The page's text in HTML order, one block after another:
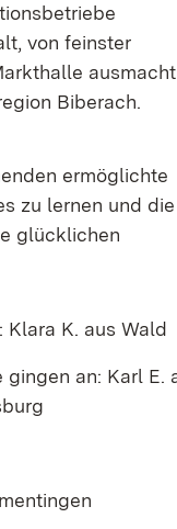
von feinster
ausmacht
Biberach.
ermöglichte
zu lernen und die
glücklichen
(Öffnet in neuem
: Klara K. aus Wald
an: Karl E.